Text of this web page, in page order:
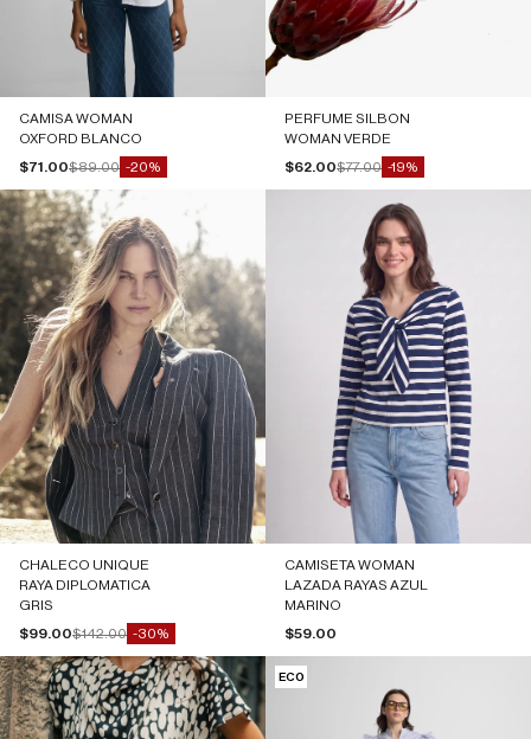
CAMISA WOMAN
OXFORD BLANCO
Precio de oferta
$71.00Precio normal
$89.00 -20%
PERFUME SILBON
WOMAN VERDE
Precio de oferta
$62.00Precio normal
$77.00 -19%
CHALECO UNIQUE
RAYA DIPLOMATICA
GRIS
Precio de oferta
$99.00Precio normal
$142.00 -30%
CAMISETA WOMAN
LAZADA RAYAS AZUL
MARINO
Precio de oferta
$59.00
ECO